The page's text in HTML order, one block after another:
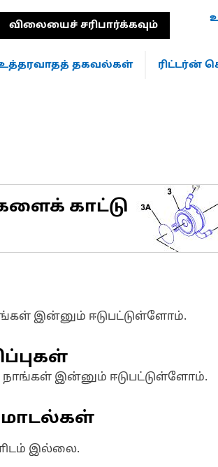
விலையைச் சரிபார்க்கவும்
தகவல்கள் ரிட்டர்ன்
காட்டு
இன்னும் ஈடுபட்டுள்ளோம்.
நாங்கள் இன்னும் ஈடுபட்டுள்ளோம்.
இல்லை.